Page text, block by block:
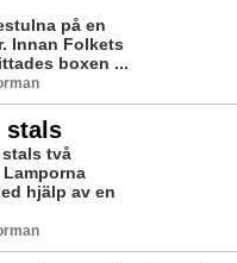
på en
Innan Folkets
boxen ...
stals
två
hjälp av en